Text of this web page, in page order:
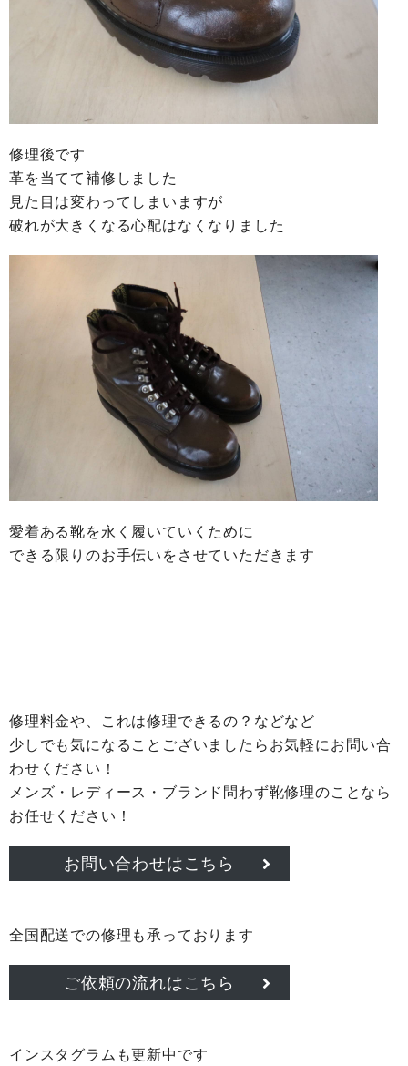
修理後です
革を当てて補修しました
見た目は変わってしまいますが
破れが大きくなる心配はなくなりました
愛着ある靴を永く履いていくために
できる限りのお手伝いをさせていただきます
修理料金や、これは修理できるの？などなど
少しでも気になることございましたらお気軽にお問い合
わせください！
メンズ・レディース・ブランド問わず靴修理のことなら
お任せください！
お問い合わせはこちら
全国配送での修理も承っております
ご依頼の流れはこちら
インスタグラムも更新中です